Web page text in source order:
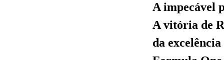
A impecável
A vitória de
da